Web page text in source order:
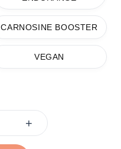
CARNOSINE BOOSTER
VEGAN
+